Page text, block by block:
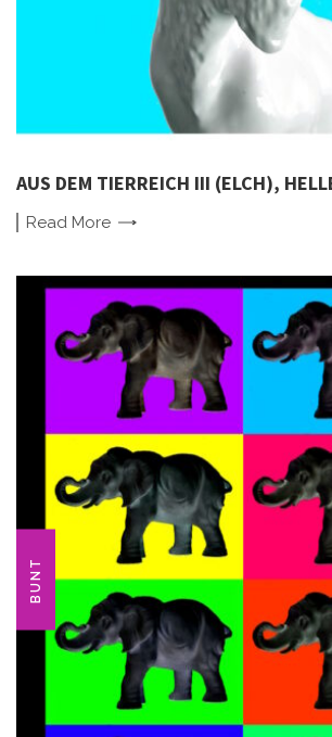
AUS DEM TIERREICH III (ELCH),
Read More
BUNT